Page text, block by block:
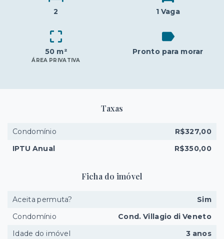
2 1 Vaga
50 m²
ÁREA PRIVATIVA
Pronto para morar
Taxas
Condomínio
R$327,00
IPTU Anual
R$350,00
Ficha do imóvel
Aceita permuta?
Sim
Condomínio
Cond. Villagio di Veneto
Idade do imóvel
3 anos